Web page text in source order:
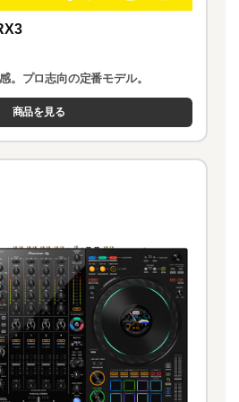
。プロ志向の定番モデル。
商品を見る